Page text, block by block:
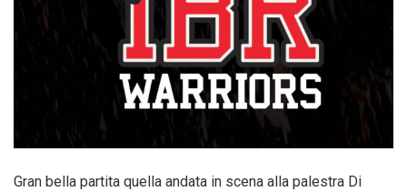
Gran bella partita quella andata in scena alla palestra Di